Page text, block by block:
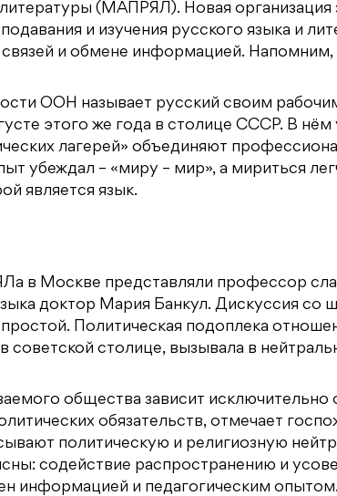
(МАПРЯЛ). Новая организация
и изучения русского языка и
и обмене информацией. Напомним,
ООН называет русский своим
этого же года в столице СССР. В нём
лагерей» объединяют
убеждал – «миру – мир», а мириться
является язык.
в Москве представляли профессор
доктор Мария Банкул. Дискуссия со
Политическая подоплека
советской столице, вызывала в
общества зависит исключительно
обязательств, отмечает
политическую и религиозную
содействие распространению и
информацией и педагогическим опытом.